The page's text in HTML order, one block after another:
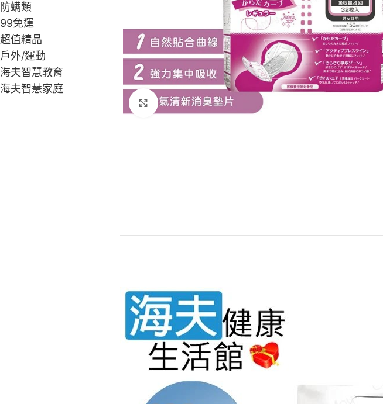
防螨類
99免運
超值精品
戶外/運動
海夫智慧教育
海夫智慧家庭
Click to enlarge